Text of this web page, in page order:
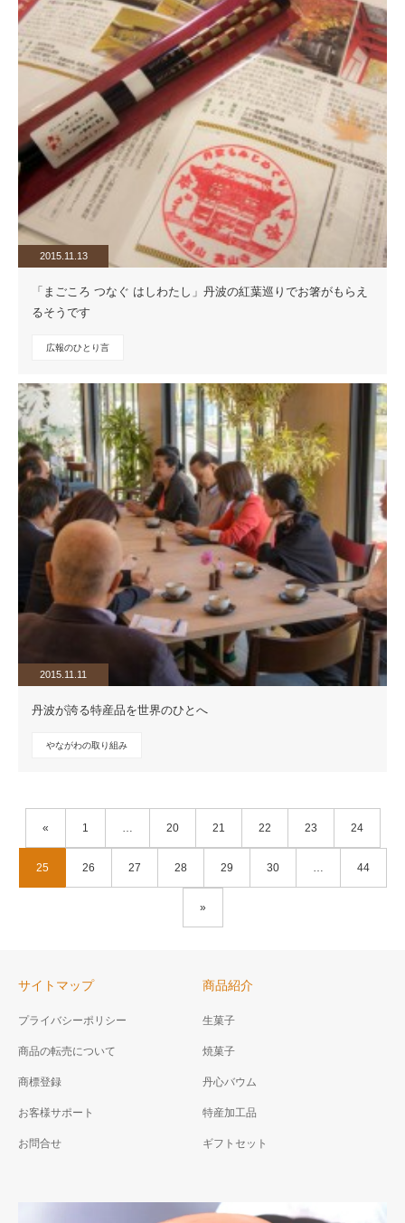
2015.11.13
「まごころ つなぐ はしわたし」丹波の紅葉巡りでお箸がもらえ
るそうです
広報のひとり言
2015.11.11
丹波が誇る特産品を世界のひとへ
やながわの取り組み
« 1 … 20 21 22 23 24
25 26 27 28 29 30 … 44
»
サイトマップ
プライバシーポリシー
商品の転売について
商標登録
お客様サポート
お問合せ
商品紹介
生菓子
焼菓子
丹心バウム
特産加工品
ギフトセット